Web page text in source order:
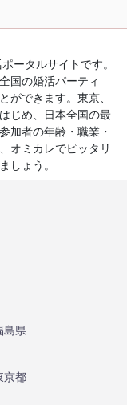
ータルサイトです。
国の婚活パーティ
ができます。東京、
じめ、日本全国の最
加者の年齢・職業・
オミカレでピッタリ
しょう。
島県
京都